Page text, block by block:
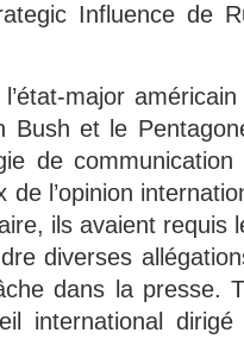
Influence de
major
Bush et le
de
l’opinion
ils avaient requis
diverses
dans la presse.
international